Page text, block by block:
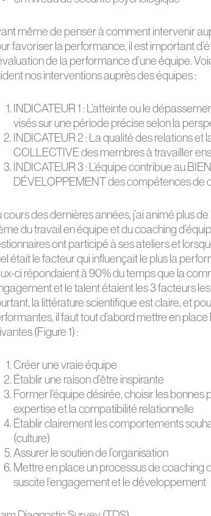
même de penser à comment intervenir
favoriser la performance, il est important
de la performance d’une équipe.
nos interventions auprès des équipes :
INDICATEUR 1 : L’atteinte ou le
visés sur une période précise selon la
INDICATEUR 2 : La qualité des relations et
COLLECTIVE des membres à travailler
INDICATEUR 3 : L’équipe contribue au
DÉVELOPPEMENT des compétences de
cours des dernières années, j’ai animé plus
du travail en équipe et du coaching
ont participé à ses ateliers et
était le facteur qui influençait le plus la
ci répondaient à 90% du temps que la
et le talent étaient les 3 facteurs
la littérature scientifique est claire, et
il faut tout d’abord mettre en
(Figure 1) :
Créer une vraie équipe
Établir une raison d’être inspirante
Former l’équipe désirée, choisir les bonnes
expertise et la compatibilité relationnelle
Établir clairement les comportements
(culture)
Assurer le soutien de l’organisation
Mettre en place un processus de coaching
suscite l’engagement et le développement